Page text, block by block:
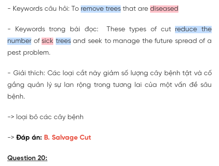
- Keywords câu hỏi: To remove trees that are diseased
- Keywords trong bài đọc: These types of cut reduce the
number ofsick treesand seek to manage the future spread of a
pest problem.
- Giải thích: Các loại cắt này giảm số lượng cây bệnh tật và cố
gắng quản lý sự lan rộng trong tương lai của một vấn đề sâu
bệnh.
-> loại bỏ các cây bệnh
-> Đáp án: B. Salvage Cut
Question 20: